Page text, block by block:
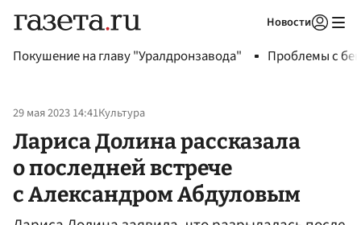
Новости
Покушение на главу "Уралдронзавода" Проблемы с
29 мая 2023 14:41Культура
Лариса Долина рассказала
о последней встрече
с Александром Абдуловым